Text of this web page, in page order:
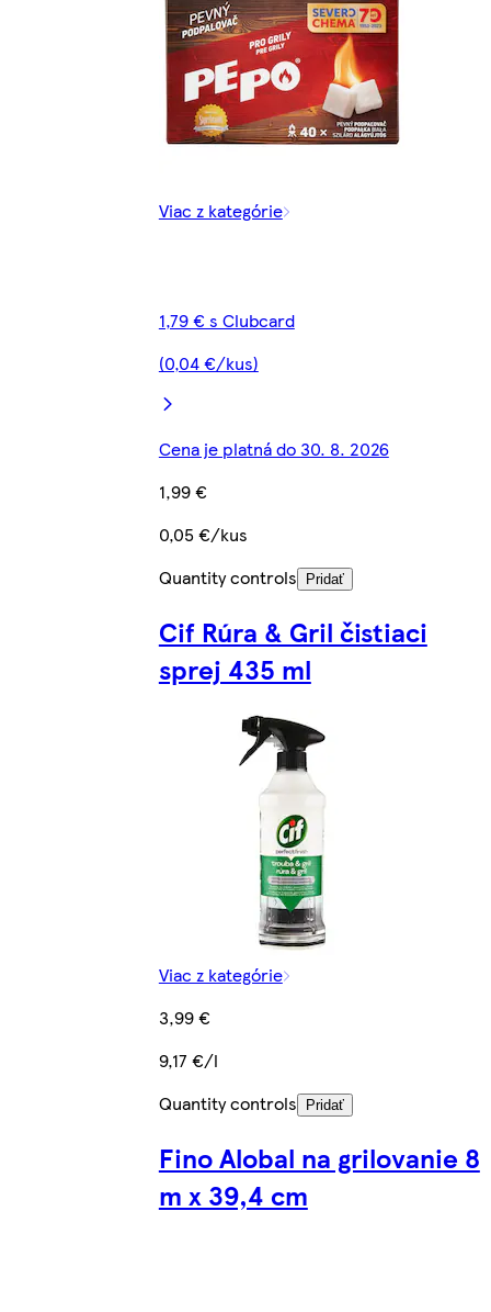
Viac z kategórie
1,79 € s Clubcard
(0,04 €/kus)
Cena je platná do 30. 8. 2026
1,99 €
0,05 €/kus
Quantity controls
Pridať
Cif Rúra & Gril čistiaci
sprej 435 ml
Viac z kategórie
3,99 €
9,17 €/l
Quantity controls
Pridať
Fino Alobal na grilovanie 8
m x 39,4 cm